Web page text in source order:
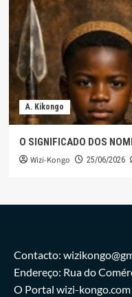
A. Kikongo
O SIGNIFICADO DOS
Wizi-Kongo 25/06/2026
Contacto:
Endereço: Rua do
O Portal wizi-